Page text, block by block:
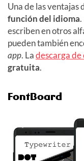
Una de las ventajas
función del idioma.
escriben en otros
pueden también
app. Ladescarga de
gratuita.
FontBoard